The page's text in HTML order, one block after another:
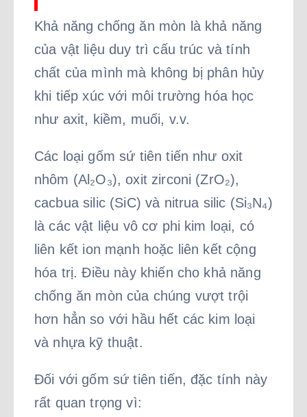
Khả năng chống ăn mòn là khả năng
của vật liệu duy trì cấu trúc và tính
chất của mình mà không bị phân hủy
khi tiếp xúc với môi trường hóa học
như axit, kiềm, muối, v.v.
Các loại gốm sứ tiên tiến như oxit
nhôm (Al₂O₃), oxit zirconi (ZrO₂),
cacbua silic (SiC) và nitrua silic (Si₃N₄)
là các vật liệu vô cơ phi kim loại, có
liên kết ion mạnh hoặc liên kết cộng
hóa trị. Điều này khiến cho khả năng
chống ăn mòn của chúng vượt trội
hơn hẳn so với hầu hết các kim loại
và nhựa kỹ thuật.
Đối với gốm sứ tiên tiến, đặc tính này
rất quan trọng vì: